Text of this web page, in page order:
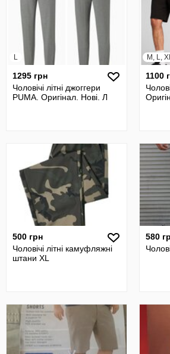
L
1295 грн
Чоловічі літні джоггери
PUMA. Оригінал. Нові. Л
M, L,
1100
500 грн
Чоловічі літні камуфляжні
штани XL
580